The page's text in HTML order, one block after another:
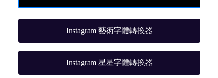
Instagram 藝術字體轉換器
Instagram 星星字體轉換器